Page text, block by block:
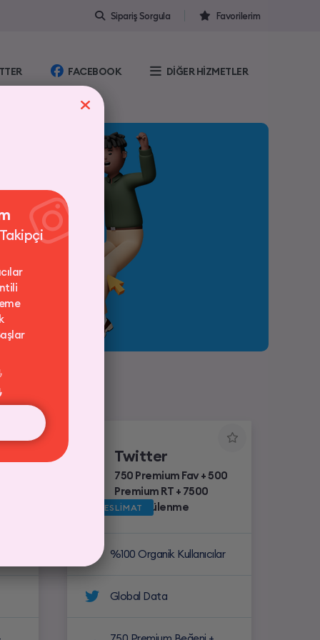
Sipariş Sorgula Favorilerim
FACEBOOK DİĞER HİZMETLER
Twitter
750 Premium Fav + 500
Premium RT + 7500
Görüntülenme
HIZLI TESLİMAT
%100 Organik Kullanıcılar
Global Data